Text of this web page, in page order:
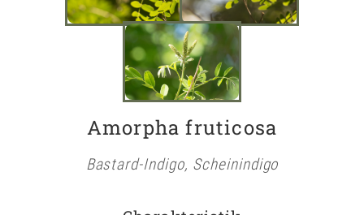
Amorpha fruticosa
Bastard-Indigo, Scheinindigo